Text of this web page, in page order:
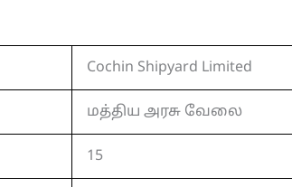
Cochin Shipyard Limited
மத்திய அரசு வேலை
15